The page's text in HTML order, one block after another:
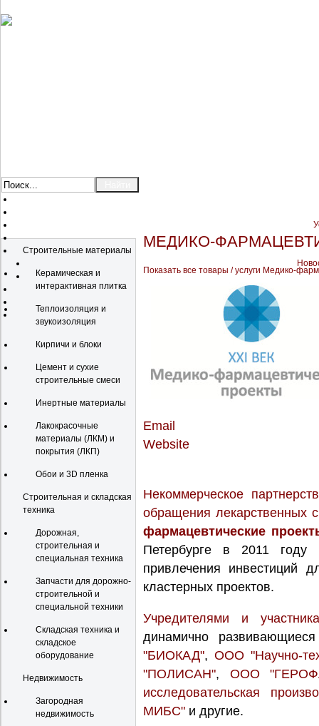
Строительные материалы
Керамическая и
интерактивная плитка
Теплоизоляция и
звукоизоляция
Кирпичи и блоки
Цемент и сухие
строительные смеси
Инертные материалы
Лакокрасочные
материалы (ЛКМ) и
покрытия (ЛКП)
Обои и 3D пленка
Строительная и складская
техника
Дорожная,
строительная и
специальная техника
Запчасти для дорожно-
строительной и
специальной техники
Складская техника и
складское
оборудование
Недвижимость
Загородная
недвижимость
МЕДИКО-
Показать все товары / услуги Медико-
Email
Website
Некоммерческое
обращения лекарственных
фармацевтические
Петербурге в 2011 году
привлечения инвестиций
кластерных проектов.
Учредителями и
динамично
"БИОКАД", ООО "Научно-
"ПОЛИСАН", ООО
исследовательская
МИБС" и другие.